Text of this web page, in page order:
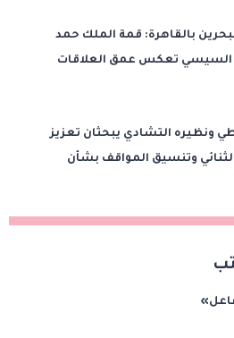
بالقاهرة: قمة الملك حمد
السيسي تعكس عمق العلاقات
ونظيره التشادي يبحثان تعزيز
وتنسيق المواقف بشأن